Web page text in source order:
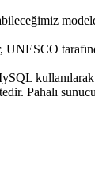
UNESCO
kullanılarak
Pahalı